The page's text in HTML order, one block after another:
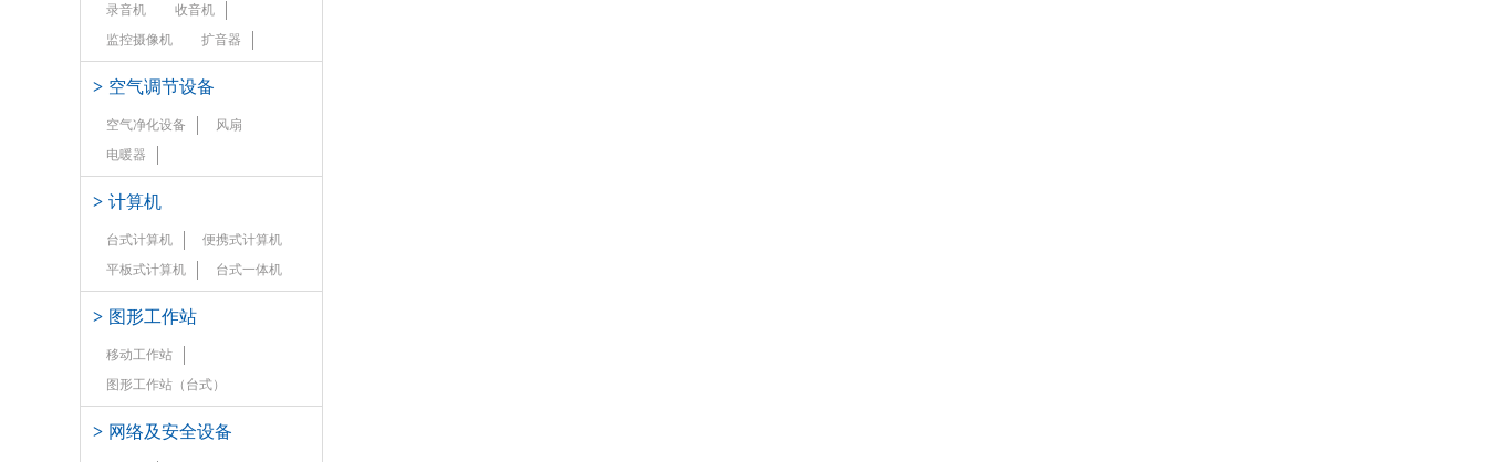
录音机
收音机
监控摄像机
扩音器
> 空气调节设备
空气净化设备
风扇
电暖器
> 计算机
台式计算机
便携式计算机
平板式计算机
台式一体机
> 图形工作站
移动工作站
图形工作站（台式）
> 网络及安全设备